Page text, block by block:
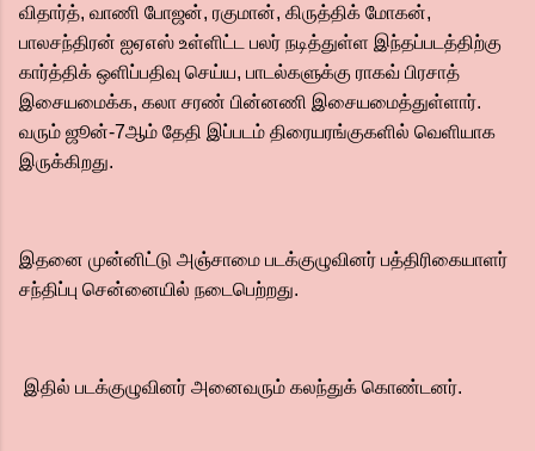
விதார்த், வாணி போஜன், ரகுமான், கிருத்திக் மோகன்,
பாலசந்திரன் ஐஏஎஸ் உள்ளிட்ட பலர் நடித்துள்ள இந்தப்படத்திற்கு
கார்த்திக் ஒளிப்பதிவு செய்ய, பாடல்களுக்கு ராகவ் பிரசாத்
இசையமைக்க, கலா சரண் பின்னணி இசையமைத்துள்ளார்.
வரும் ஜூன்-7ஆம் தேதி இப்படம் திரையரங்குகளில் வெளியாக
இருக்கிறது.
இதனை முன்னிட்டு அஞ்சாமை படக்குழுவினர் பத்திரிகையாளர்
சந்திப்பு சென்னையில் நடைபெற்றது.
இதில் படக்குழுவினர் அனைவரும் கலந்துக் கொண்டனர்.